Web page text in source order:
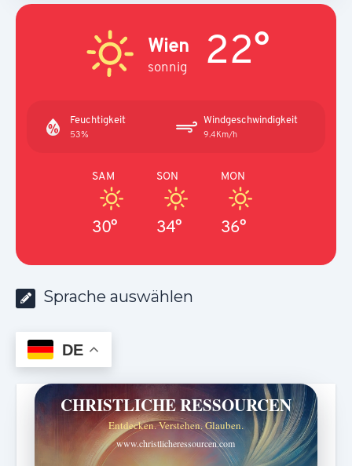
Wien
sonnig 22°
Feuchtigkeit
53%
Windgeschwindigkeit
9.4Km/h
SAM
30°
SON
34°
MON
36°
Sprache auswählen
DE
CHRISTLICHE RESSOURCEN
Entdecken. Verstehen. Glauben.
www.christlicheressourcen.com